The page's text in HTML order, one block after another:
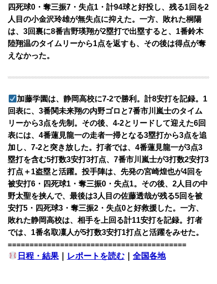
四死球0・奪三振7・失点1・計94球と好投し、残る1回を2
人目の小金沢玲雄が無失点に抑えた。一方、敗れた桐陽
は、3回裏に8番吉野瑛翔が2塁打で出塁すると、1番鈴木
陸翔温のタイムリーから1点を返すも、その後は得点が奪
えなかった。
加藤学園は、静岡高校に7-2で勝利。計8安打を記録。1
回表に、3番関未来翔の内野ゴロと7番市川嵐士のタイム
リーから3点を先制。その後、4-2とリードして迎えた6回
表には、4番蓮見龍一の走者一掃となる3塁打から3点を追
加し、7-2と突き放した。打者では、4番蓮見龍一が3点3
塁打を含む5打数3安打3打点、7番市川嵐士が3打数2安打3
打点＋1盗塁と活躍。投手陣は、先発の宮崎煌也が4回を
被安打6・四死球1・奪三振0・失点1。その後、2人目の中
野太聖を挟んで、最後は3人目の佐藤透哉が残る5回を被
安打5・四死球3・奪三振2・失点0と好救援した。一方、
敗れた静岡高校は、相手を上回る計11安打を記録。打者
では、1番名取凜人が5打数3安打1打点と活躍をみせた。
=========================================
日程・結果｜ レポートを読む ｜全国各地